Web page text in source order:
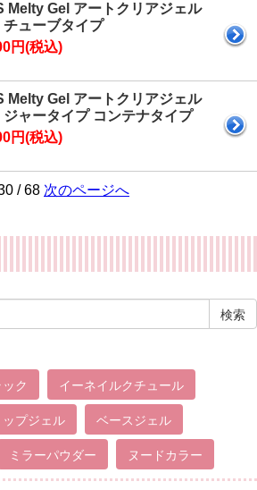
Melty Gel アートクリアジェル
チューブタイプ
円(税込)
Melty Gel アートクリアジェル
ジャータイプ コンテナタイプ
円(税込)
/ 68 次のページへ